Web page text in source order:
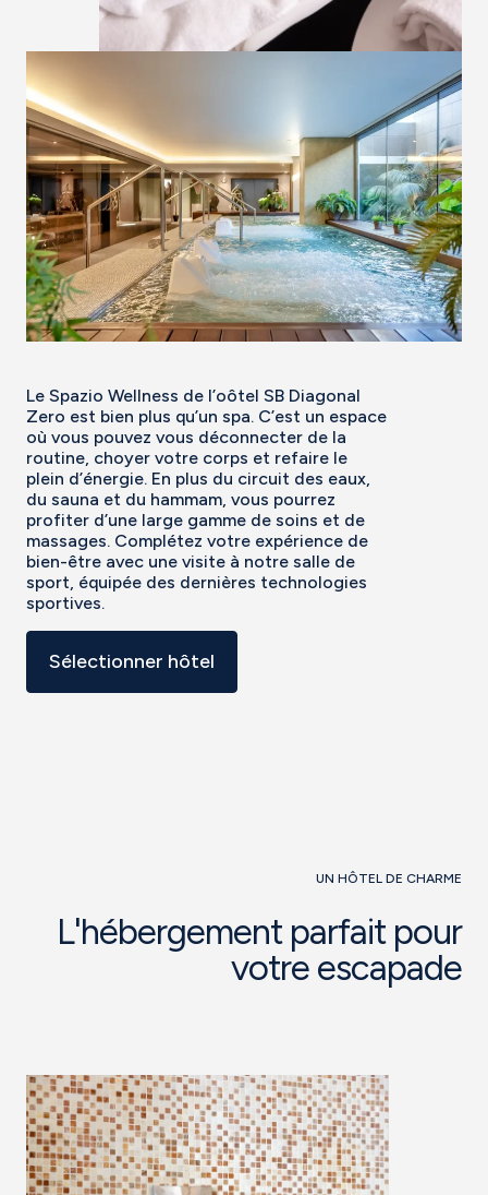
Le Spazio Wellness de l’oôtel SB Diagonal
Zero est bien plus qu’un spa. C’est un espace
où vous pouvez vous déconnecter de la
routine, choyer votre corps et refaire le
plein d’énergie. En plus du circuit des eaux,
du sauna et du hammam, vous pourrez
profiter d’une large gamme de soins et de
massages. Complétez votre expérience de
bien-être avec une visite à notre salle de
sport, équipée des dernières technologies
sportives.
Sélectionner hôtel
UN HÔTEL DE CHARME
L'hébergement parfait pour
votre escapade